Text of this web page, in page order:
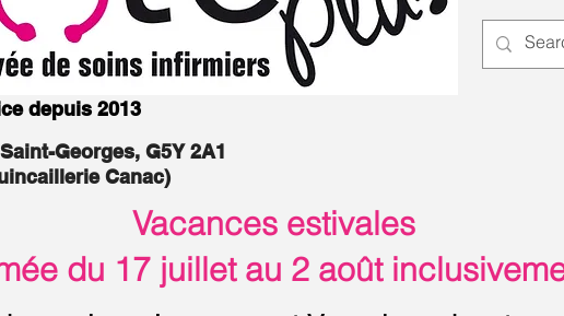
depuis 2013
Georges, G5Y 2A1
Canac)
Vacances estivales
du 17 juillet au 2 août